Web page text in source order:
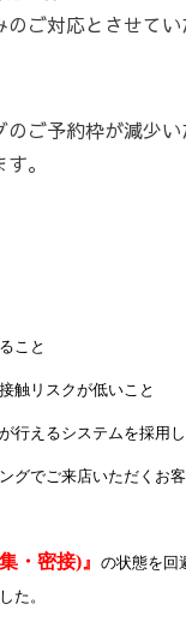
ご対応とさせてい
ご予約枠が減少
。
こと
触リスクが低いこと
行えるシステムを採用
グでご来店いただくお
・密接)』 の状態を回
た。